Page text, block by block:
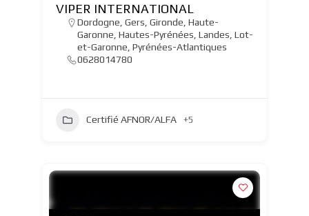
VIPER INTERNATIONAL
Dordogne Gers Gironde Haute-
Garonne Hautes-Pyrénées Landes Lot-
et-Garonne Pyrénées-Atlantiques
0628014780
Certifié AFNOR/ALFA +5